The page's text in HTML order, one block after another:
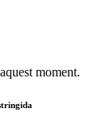
moment.